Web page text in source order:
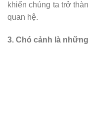
khiến chúng ta trở
quan hệ.
3. Chó cảnh là